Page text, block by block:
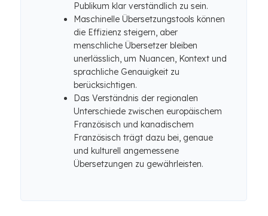
Publikum klar verständlich zu sein.
Maschinelle Übersetzungstools können
die Effizienz steigern, aber
menschliche Übersetzer bleiben
unerlässlich, um Nuancen, Kontext und
sprachliche Genauigkeit zu
berücksichtigen.
Das Verständnis der regionalen
Unterschiede zwischen europäischem
Französisch und kanadischem
Französisch trägt dazu bei, genaue
und kulturell angemessene
Übersetzungen zu gewährleisten.